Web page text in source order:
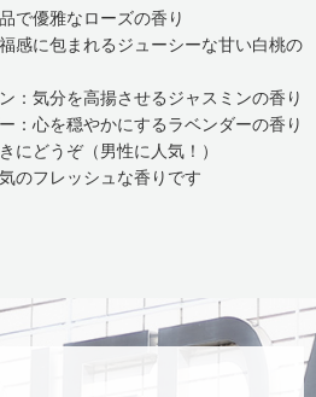
で優雅なローズの香り
感に包まれるジューシーな甘い白桃の
：気分を高揚させるジャスミンの香り
：心を穏やかにするラベンダーの香り
にどうぞ（男性に人気！）
のフレッシュな香りです